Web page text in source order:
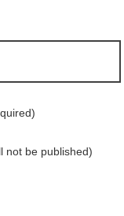
not be published)